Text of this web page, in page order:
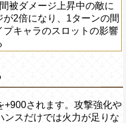
被ダメージ上昇中の敵に
が2倍になり、1ターンの間
プキャラのスロットの影響
+900されます。攻撃強化や
ンスだけでは火力が足りな